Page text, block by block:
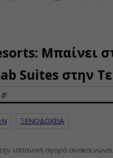
Μπαίνει
Suites στην
ΞΕΝΟΔΟΧΕΙΑ
ισπανική αγορά